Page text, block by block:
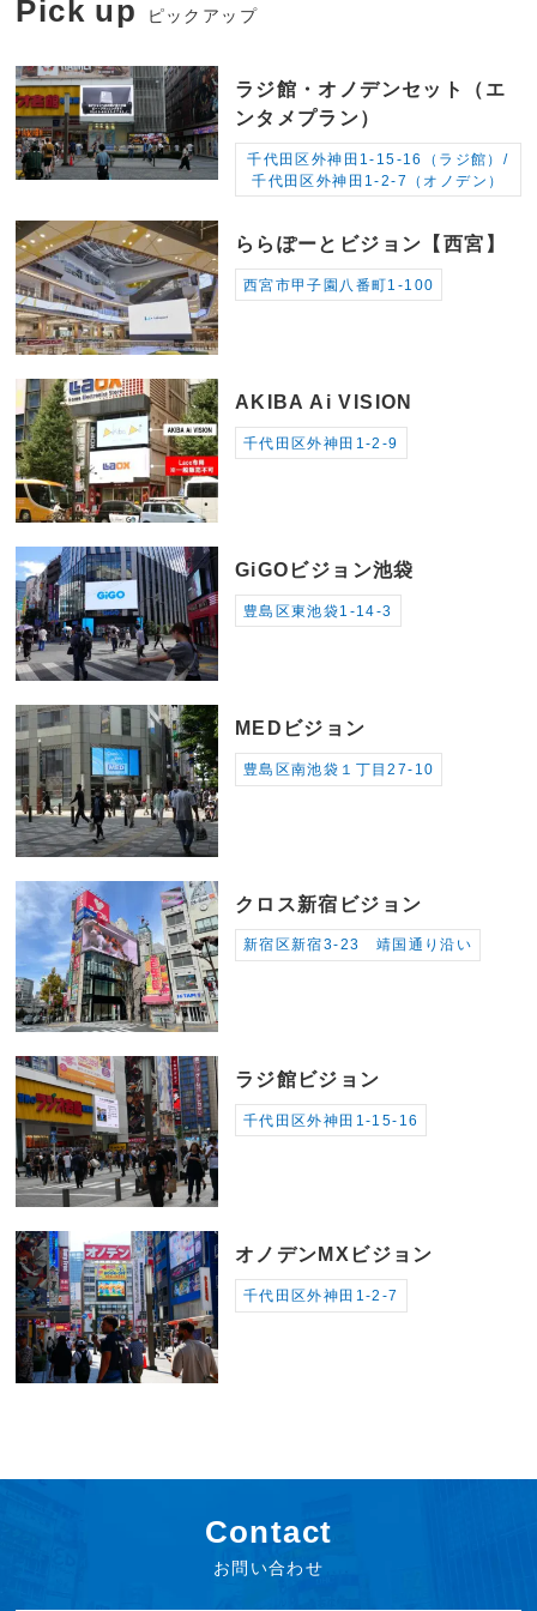
Pick up ピックアップ
ラジ館・オノデンセット（エ
ンタメプラン）
千代田区外神田1-15-16（ラジ館）/
千代田区外神田1-2-7（オノデン）
ららぽーとビジョン【西宮】
西宮市甲子園八番町1-100
AKIBA Ai VISION
千代田区外神田1-2-9
GiGOビジョン池袋
豊島区東池袋1-14-3
MEDビジョン
豊島区南池袋１丁目27-10
クロス新宿ビジョン
新宿区新宿3-23 靖国通り沿い
ラジ館ビジョン
千代田区外神田1-15-16
オノデンMXビジョン
千代田区外神田1-2-7
Contact
お問い合わせ